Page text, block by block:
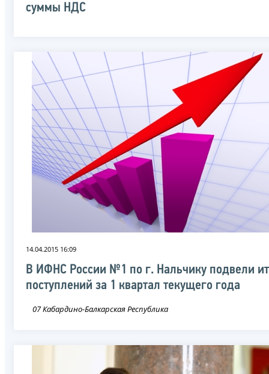
суммы НДС
14.04.2015 16:09
В ИФНС России №1 по г. Нальчику подвели
поступлений за 1 квартал текущего года
07 Кабардино-Балкарская Республика